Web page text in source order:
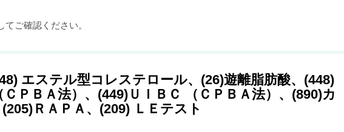
ご確認ください。
エステル型コレステロール、(26)遊離脂肪酸、(448)
ＣＰＢＡ法）、(449)ＵＩＢＣ （ＣＰＢＡ法）、(890)カ
ＲＡＰＡ、(209) ＬＥテスト